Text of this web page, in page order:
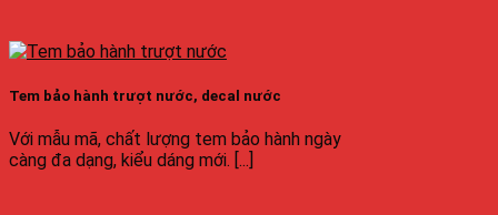
Tem bảo hành trượt nước, decal nước
Với mẫu mã, chất lượng tem bảo hành ngày
càng đa dạng, kiểu dáng mới. [...]